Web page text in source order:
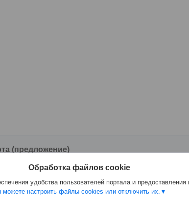
(предложение)
Обработка файлов cookie
удобства пользователей портала и предоставления
можете настроить файлы cookies или отключить их.